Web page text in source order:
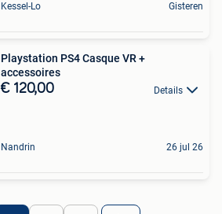
Kessel-Lo Gisteren
Playstation PS4 Casque VR +
accessoires
€ 120,00 Details
Nandrin 26 jul 26